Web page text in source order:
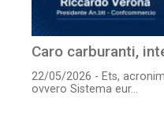
Caro carburanti,
22/05/2026 - Ets,
ovvero Sistema eur...